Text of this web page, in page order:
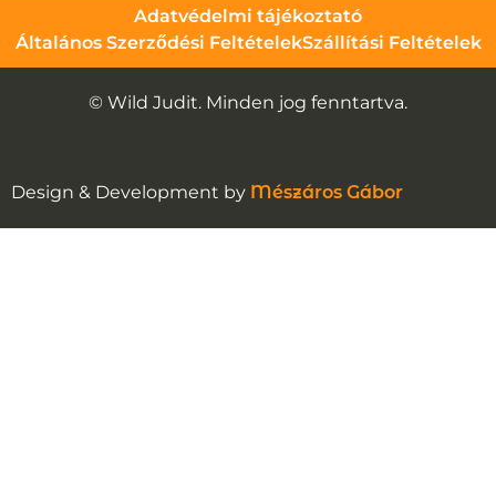
Adatvédelmi tájékoztató
Általános Szerződési FeltételekSzállítási Feltételek
© Wild Judit. Minden jog fenntartva.
Design & Development by Mészáros Gábor